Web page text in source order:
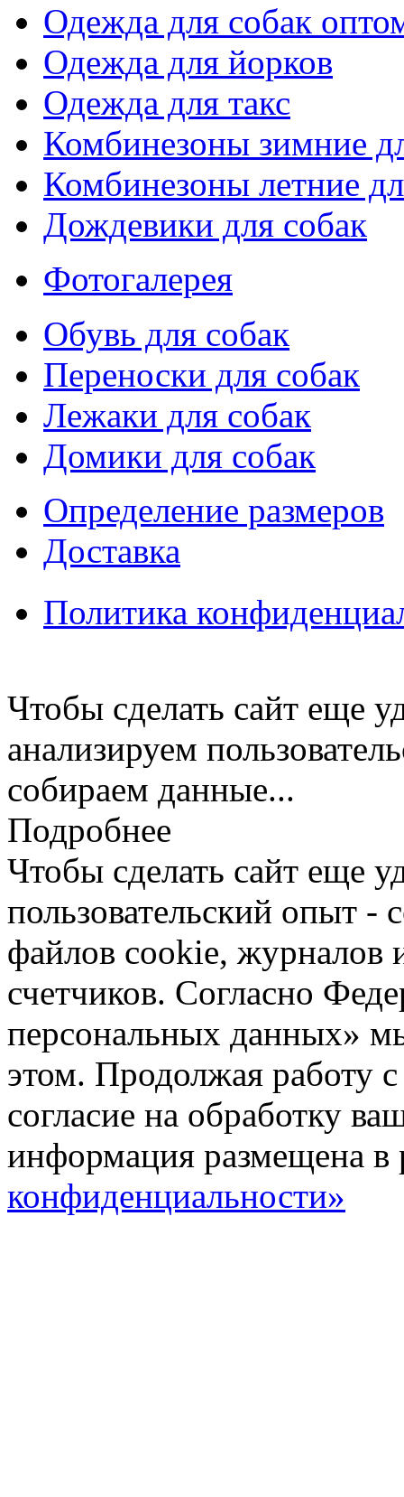
Одежда для собак
Одежда для йорков
Одежда для такс
Комбинезоны зимние
Комбинезоны летние
Дождевики для собак
Фотогалерея
Обувь для собак
Переноски для собак
Лежаки для собак
Домики для собак
Определение размеров
Доставка
Политика
Чтобы сделать сайт еще
анализируем
собираем данные...
Подробнее
Чтобы сделать сайт еще
пользовательский опыт
файлов cookie, журналов
счетчиков. Согласно
персональных данных»
этом. Продолжая работу
согласие на обработку
информация размещена в
конфиденциальности»